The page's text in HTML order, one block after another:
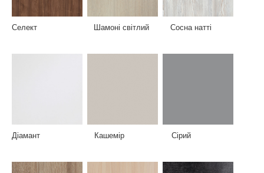
Селект Шамоні світлий Сосна натті
Діамант Кашемір Сірий